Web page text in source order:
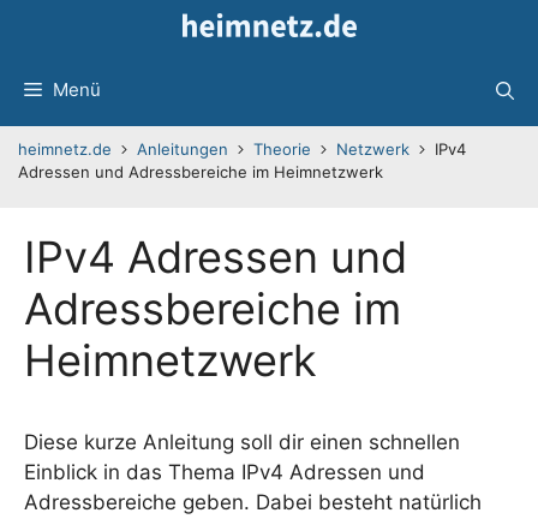
Menü
heimnetz.de Anleitungen Theorie Netzwerk
IPv4
Adressen und Adressbereiche im Heimnetzwerk
IPv4 Adressen und
Adressbereiche im
Heimnetzwerk
Diese kurze Anleitung soll dir einen schnellen
Einblick in das Thema IPv4 Adressen und
Adressbereiche geben. Dabei besteht natürlich